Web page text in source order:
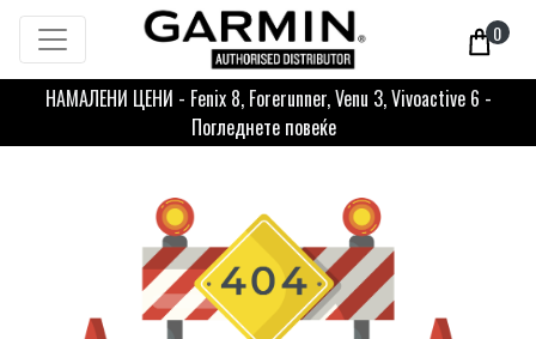
0
НАМАЛЕНИ ЦЕНИ - Fenix 8, Forerunner, Venu 3, Vivoactive 6 -
Погледнете повеќе